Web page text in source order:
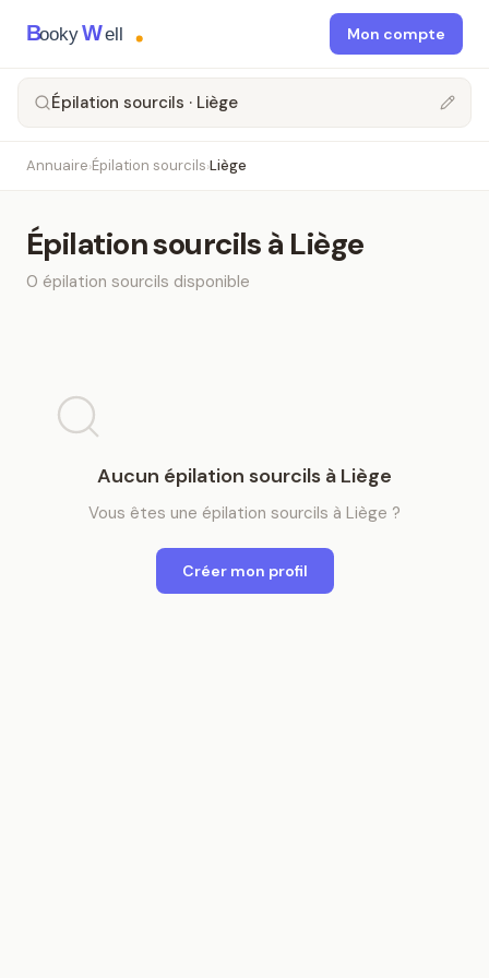
BookyWell Mon compte
Épilation sourcils · Liège
Annuaire›Épilation sourcils›Liège
Épilation sourcilsà Liège
0 épilation sourcils disponible
Aucun épilation sourcils à Liège
Vous êtes une épilation sourcils à Liège ?
Créer mon profil